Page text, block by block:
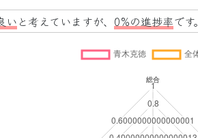
い と考えていますが、 0%の進捗率で